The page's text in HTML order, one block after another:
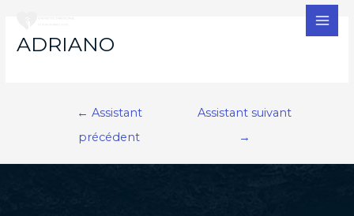
ADRIANO
Navigation
← Assistant
précédent
Assistant suivant
→